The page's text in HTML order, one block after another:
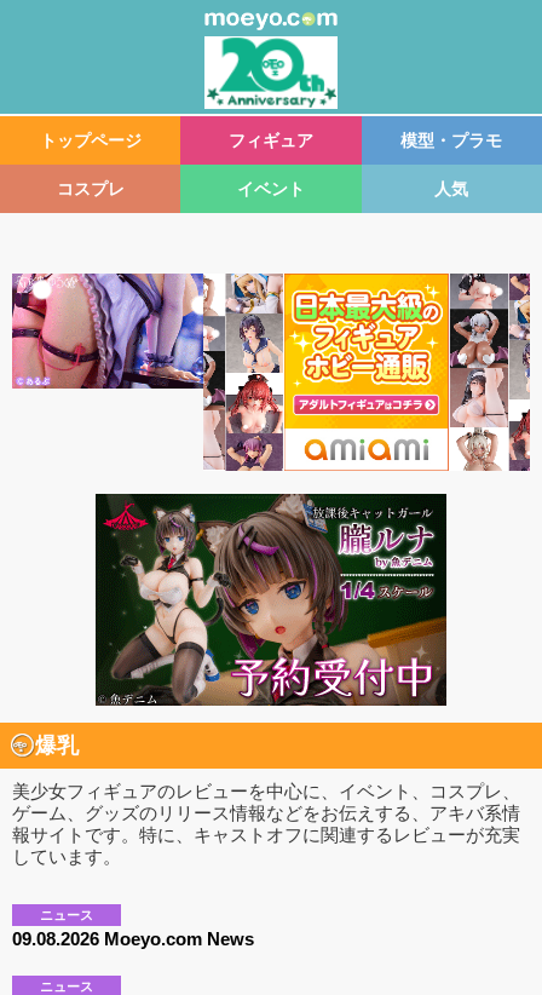
トップページ フィギュア 模型・プラモ
コスプレ イベント 人気
爆乳
美少女フィギュアのレビューを中心に、イベント、コスプレ、
ゲーム、グッズのリリース情報などをお伝えする、アキバ系情
報サイトです。特に、キャストオフに関連するレビューが充実
しています。
ニュース
09.08.2026 Moeyo.com News
ニュース